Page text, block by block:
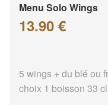
Menu Solo Wings
13.90 €
5 wings + du blé ou
choix 1 boisson 33